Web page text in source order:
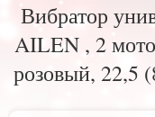
Вибратор
AILEN , 2
розовый, 22,5